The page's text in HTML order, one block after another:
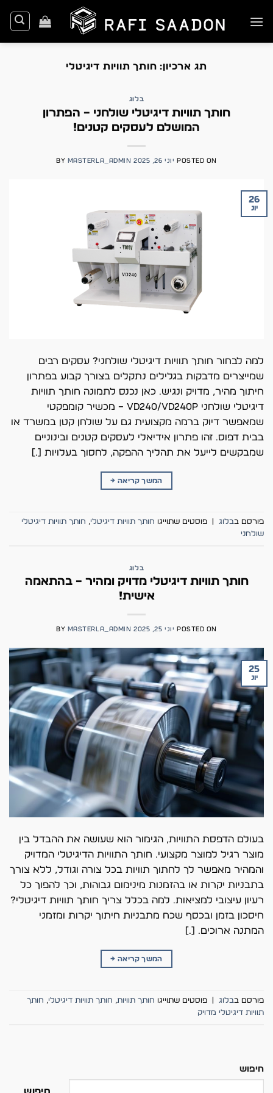
to
תג ארכיון: חותך תוויות דיגיטלי
בלוג
חותך תוויות דיגיטלי שולחני – הפתרון
המושלם לעסקים קטנים!
POSTED ON יוני 26, 2025 BY MASTERLA_ADMIN
26
יונ
למה לבחור חותך תוויות דיגיטלי שולחני? עסקים רבים
שמייצרים מדבקות בגלילים נתקלים בצורך קבוע בפתרון
חיתוך מהיר, מדויק ונגיש. כאן נכנס לתמונה חותך תוויות
דיגיטלי שולחני VD240/VD240P – מכשיר קומפקטי
שמאפשר דיוק ברמה מקצועית גם על שולחן קטן במשרד או
בבית דפוס. זהו פתרון אידיאלי לעסקים קטנים ובינוניים
שמבקשים לייעל את תהליך ההפקה, לחסוך בעלויות […]
המשך קריאה →
פורסם בבלוג פוסטים שתוייגו חותך תוויות דיגיטלי, חותך תוויות דיגיטלי
שולחני
בלוג
חותך תוויות דיגיטלי מדויק ומהיר – בהתאמה
אישית!
POSTED ON יוני 25, 2025 BY MASTERLA_ADMIN
25
יונ
בעולם הדפסת התוויות, הגימור הוא שעושה את ההבדל בין
מוצר רגיל למוצר מקצועי. חותך התוויות הדיגיטלי המדויק
והמהיר מאפשר לך לחתוך תוויות בכל צורה וגודל, ללא צורך
בתבניות יקרות או בהזמנות מינימום גבוהות, וכך להפוך כל
רעיון עיצובי למציאות. למה בכלל צריך חותך תוויות דיגיטלי?
חיסכון בזמן ובכסף שכח מתבניות חיתוך יקרות ומזמני
המתנה ארוכים. […]
המשך קריאה →
פורסם בבלוג פוסטים שתוייגו חותך תוויות, חותך תוויות דיגיטלי, חותך
תוויות דיגיטלי מדויק
חיפוש